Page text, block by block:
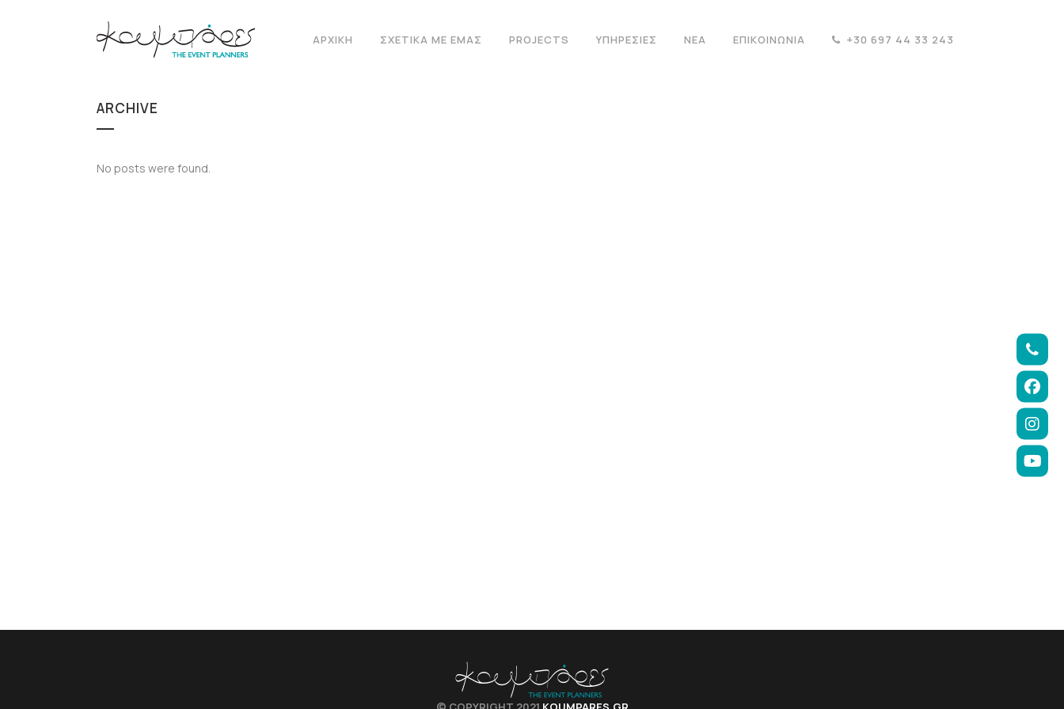
ΑΡΧΙΚΉ ΣΧΕΤΙΚΆ ΜΕ ΕΜΆΣ PROJECTS ΥΠΗΡΕΣΊΕΣ ΝΈΑ ΕΠΙΚΟΙΝΩΝΊΑ +30 697 44 33 243
ARCHIVE
No posts were found.